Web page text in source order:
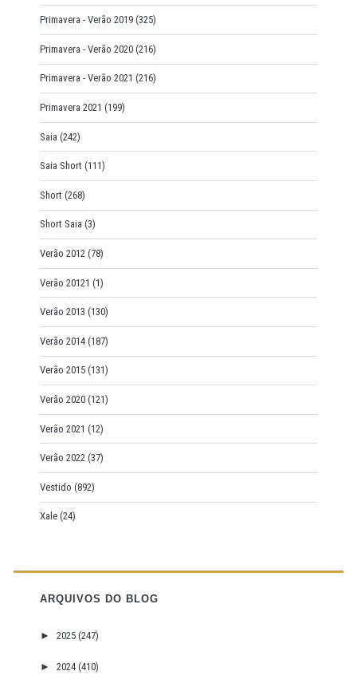
Primavera - Verão 2019 (325)
Primavera - Verão 2020 (216)
Primavera - Verão 2021 (216)
Primavera 2021 (199)
Saia (242)
Saia Short (111)
Short (268)
Short Saia (3)
Verão 2012 (78)
Verão 20121 (1)
Verão 2013 (130)
Verão 2014 (187)
Verão 2015 (131)
Verão 2020 (121)
Verão 2021 (12)
Verão 2022 (37)
Vestido (892)
Xale (24)
ARQUIVOS DO BLOG
► 2025 (247)
► 2024 (410)